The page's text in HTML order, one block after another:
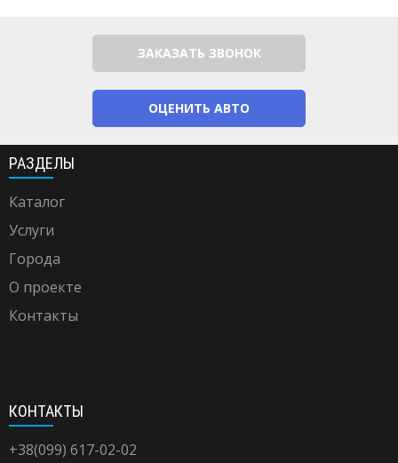
ЗАКАЗАТЬ ЗВОНОК
ОЦЕНИТЬ АВТО
РАЗДЕЛЫ
Каталог
Услуги
Города
О проекте
Контакты
КОНТАКТЫ
+38(099) 617-02-02